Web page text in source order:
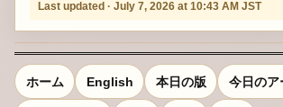
Last updated · July 7, 2026 at 10:43 AM JST
ホーム English 本日の版 今日のア